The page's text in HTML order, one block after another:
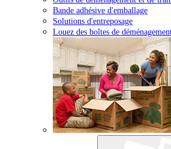
Bande adhésive d'emballage
Solutions d'entreposage
Louez des boîtes de